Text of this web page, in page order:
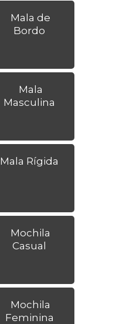
Mala de
Bordo
Mala
Masculina
Mala Rígida
Mochila
Casual
Mochila
Feminina